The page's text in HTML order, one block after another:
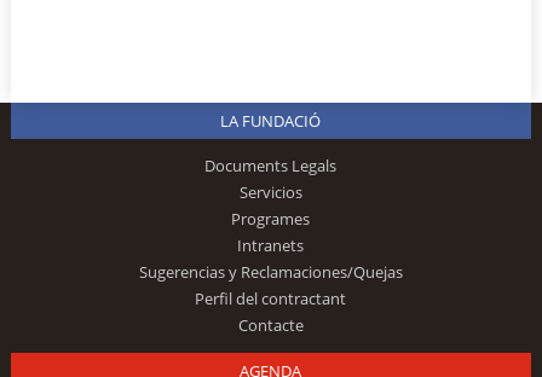
LA FUNDACIÓ
Documents Legals
Servicios
Programes
Intranets
Sugerencias y Reclamaciones/Quejas
Perfil del contractant
Contacte
AGENDA